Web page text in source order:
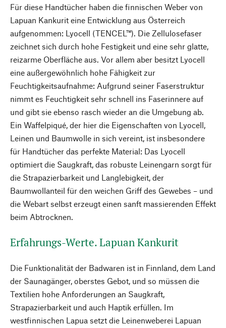
Für diese Handtücher haben die finnischen Weber von
Lapuan Kankurit eine Entwicklung aus Österreich
aufgenommen: Lyocell (TENCEL™). Die Zellulosefaser
zeichnet sich durch hohe Festigkeit und eine sehr glatte,
reizarme Oberfläche aus. Vor allem aber besitzt Lyocell
eine außergewöhnlich hohe Fähigkeit zur
Feuchtigkeitsaufnahme: Aufgrund seiner Faserstruktur
nimmt es Feuchtigkeit sehr schnell ins Faserinnere auf
und gibt sie ebenso rasch wieder an die Umgebung ab.
Ein Waffelpiqué, der hier die Eigenschaften von Lyocell,
Leinen und Baumwolle in sich vereint, ist insbesondere
für Handtücher das perfekte Material: Das Lyocell
optimiert die Saugkraft, das robuste Leinengarn sorgt für
die Strapazierbarkeit und Langlebigkeit, der
Baumwollanteil für den weichen Griff des Gewebes – und
die Webart selbst erzeugt einen sanft massierenden Effekt
beim Abtrocknen.
Erfahrungs-Werte. Lapuan Kankurit
Die Funktionalität der Badwaren ist in Finnland, dem Land
der Saunagänger, oberstes Gebot, und so müssen die
Textilien hohe Anforderungen an Saugkraft,
Strapazierbarkeit und auch Haptik erfüllen. Im
westfinnischen Lapua setzt die Leinenweberei Lapuan